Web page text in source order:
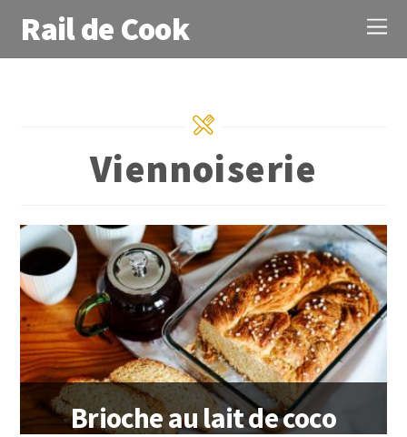
Rail de Cook
Viennoiserie
Brioche au lait de coco